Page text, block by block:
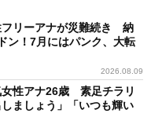
フリーアナが災難続き 納
ン！7月にはパンク、大転
2026.08.09
性アナ26歳 素足チラリ
ましょう」「いつも輝い